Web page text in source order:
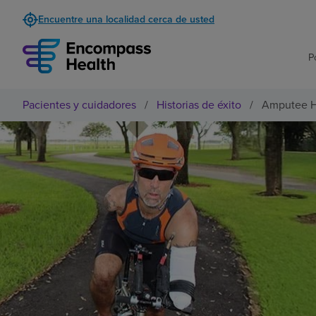
Encuentre una localidad cerca de usted
Pacientes y cuidadores / Historias de éxito / Amputee